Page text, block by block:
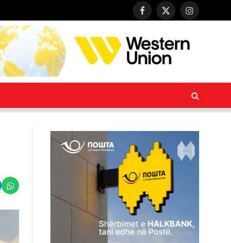
Facebook
X
Instagram